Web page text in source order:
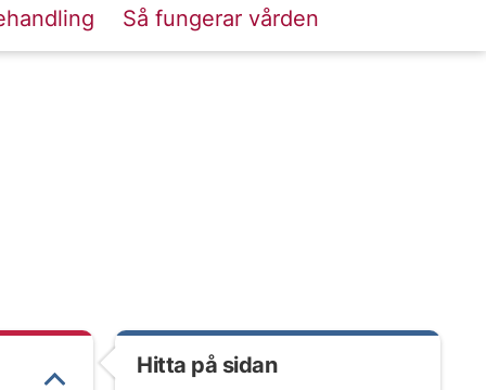
Så fungerar vården
Hitta på sidan